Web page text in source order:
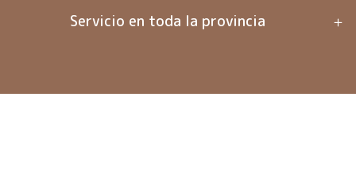
Servicio en toda la provincia